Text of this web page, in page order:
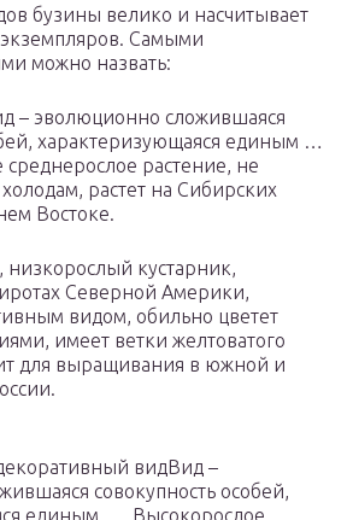
бузины велико и насчитывает
Самыми
можно назвать:
– эволюционно сложившаяся
характеризующаяся единым …
среднерослое растение, не
растет на Сибирских
Востоке.
низкорослый кустарник,
Северной Америки,
видом, обильно цветет
имеет ветки желтоватого
для выращивания в южной и
видВид –
совокупность особей,
единым …. Высокорослое